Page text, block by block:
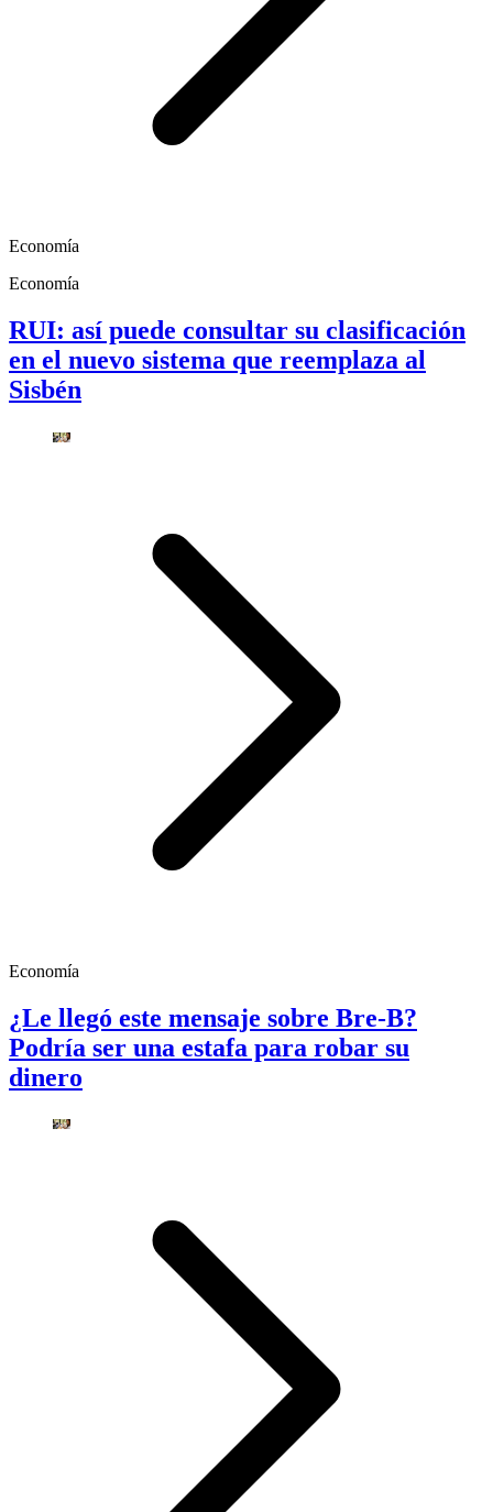
Economía
Economía
RUI: así puede consultar su clasificación
en el nuevo sistema que reemplaza al
Sisbén
Economía
¿Le llegó este mensaje sobre Bre-B?
Podría ser una estafa para robar su
dinero